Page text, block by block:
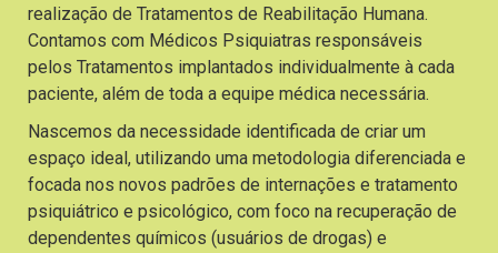
realização de Tratamentos de Reabilitação Humana.
Contamos com Médicos Psiquiatras responsáveis
pelos Tratamentos implantados individualmente à cada
paciente, além de toda a equipe médica necessária.
Nascemos da necessidade identificada de criar um
espaço ideal, utilizando uma metodologia diferenciada e
focada nos novos padrões de internações e tratamento
psiquiátrico e psicológico, com foco na recuperação de
dependentes químicos (usuários de drogas) e